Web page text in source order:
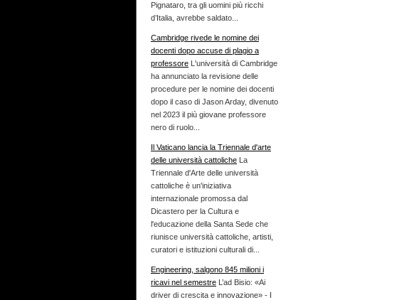
Pignataro, tra gli uomini più ricchi
d’Italia, avrebbe saldato...
Cambridge rivede le nomine dei
docenti dopo accuse di plagio a
professore L'università di Cambridge
ha annunciato la revisione delle
procedure per le nomine dei docenti
dopo il caso di Jason Arday, divenuto
nel 2023 il più giovane professore
nero di ruolo...
Il Vaticano lancia la Triennale d'arte
delle università cattoliche La
Triennale d'Arte delle università
cattoliche è un'iniziativa
internazionale promossa dal
Dicastero per la Cultura e
l'educazione della Santa Sede che
riunisce università cattoliche, artisti,
curatori e istituzioni culturali di...
Engineering, salgono 845 milioni i
ricavi nel semestre L’ad Bisio: «Ai
driver di crescita e innovazione» - I